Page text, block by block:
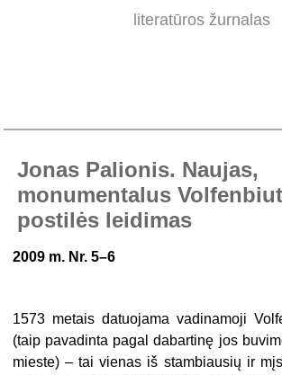
literatūros žurnalas
Jonas Palionis. Naujas,
monumentalus
postilės leidimas
2009 m. Nr. 5–6
1573 metais datuojama vadinamoji
(taip pavadinta pagal dabartinę jos
mieste) – tai vienas iš stambiausių ir